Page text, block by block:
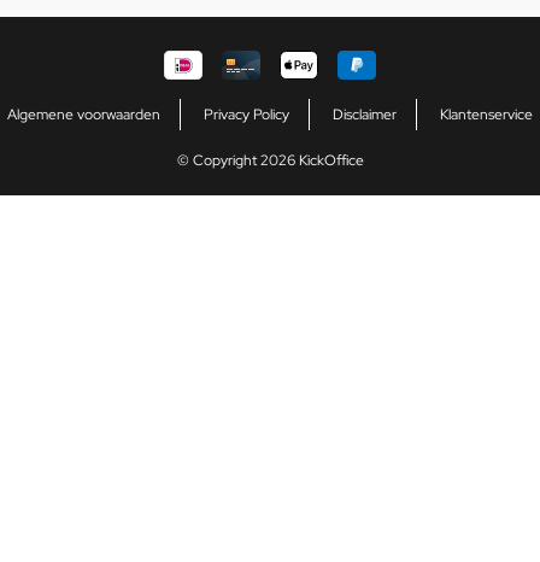
© Copyright 2026 KickOffice
Algemene voorwaarden Privacy Policy Disclaimer Klantenservice